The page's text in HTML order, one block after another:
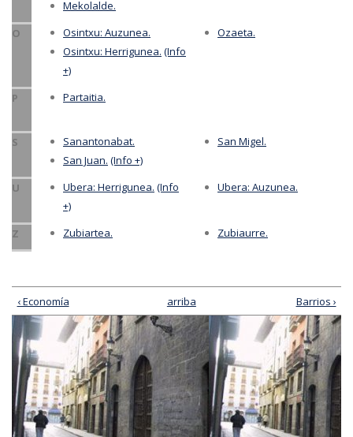
Mekolalde.
O
Osintxu: Auzunea.
Osintxu: Herrigunea. (Info
+)
Ozaeta.
P Partaitia.
S
Sanantonabat.
San Juan. (Info +)
San Migel.
U Ubera: Herrigunea. (Info
+)
Ubera: Auzunea.
Z Zubiartea. Zubiaurre.
‹ Economía arriba Barrios ›